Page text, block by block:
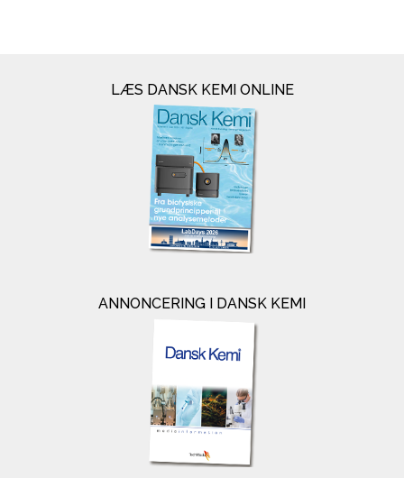
LÆS DANSK KEMI ONLINE
ANNONCERING I DANSK KEMI